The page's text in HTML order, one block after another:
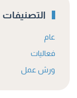
التصنيفات
عام
فعاليات
ورش عمل